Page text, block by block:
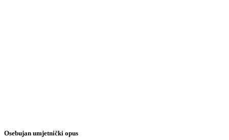
Osebujan umjetnički opus